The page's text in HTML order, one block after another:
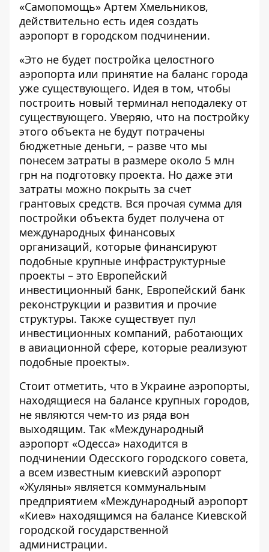
«Самопомощь» Артем Хмельников,
действительно есть идея создать
аэропорт в городском подчинении.
«Это не будет постройка целостного
аэропорта или принятие на баланс города
уже существующего. Идея в том, чтобы
построить новый терминал неподалеку от
существующего. Уверяю, что на постройку
этого объекта не будут потрачены
бюджетные деньги, – разве что мы
понесем затраты в размере около 5 млн
грн на подготовку проекта. Но даже эти
затраты можно покрыть за счет
грантовых средств. Вся прочая сумма для
постройки объекта будет получена от
международных финансовых
организаций, которые финансируют
подобные крупные инфраструктурные
проекты – это Европейский
инвестиционный банк, Европейский банк
реконструкции и развития и прочие
структуры. Также существует пул
инвестиционных компаний, работающих
в авиационной сфере, которые реализуют
подобные проекты».
Стоит отметить, что в Украине аэропорты,
находящиеся на балансе крупных городов,
не являются чем-то из ряда вон
выходящим. Так «Международный
аэропорт «Одесса» находится в
подчинении Одесского городского совета,
а всем известным киевский аэропорт
«Жуляны» является коммунальным
предприятием «Международный аэропорт
«Киев» находящимся на балансе Киевской
городской государственной
администрации.